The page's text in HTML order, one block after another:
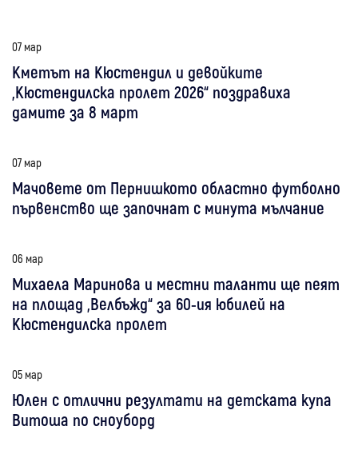
07 мар
Кметът на Кюстендил и девойките
„Кюстендилска пролет 2026“ поздравиха
дамите за 8 март
07 мар
Мачовете от Пернишкото областно футболно
първенство ще започнат с минута мълчание
06 мар
Михаела Маринова и местни таланти ще пеят
на площад „Велбъжд“ за 60-ия юбилей на
Кюстендилска пролет
05 мар
Юлен с отлични резултати на детската купа
Витоша по сноуборд